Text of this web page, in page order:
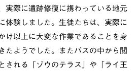
実際に遺跡修復に携わっている地元
体験しました。生徒たちは、実際に
け以上に大変な作業であることを身
たようでした。またバスの中から閲
される「ゾウのテラス」や「ライ王